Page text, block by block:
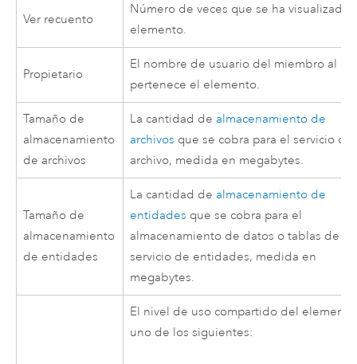
Ver recuento
Número de veces que se ha visualizado
elemento.
Propietario
El nombre de usuario del miembro al
pertenece el elemento.
Tamaño de
almacenamiento
de archivos
La cantidad de almacenamiento de
archivos que se cobra para el servicio o
archivo, medida en megabytes.
Tamaño de
almacenamiento
de entidades
La cantidad de almacenamiento de
entidades que se cobra para el
almacenamiento de datos o tablas de un
servicio de entidades, medida en
megabytes.
El nivel de uso compartido del
uno de los siguientes: